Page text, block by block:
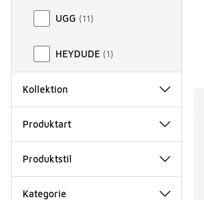
UGG (11)
HEYDUDE (1)
Kollektion
Produktart
Produktstil
Kategorie